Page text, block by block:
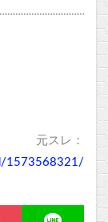
元スレ：
1573568321/